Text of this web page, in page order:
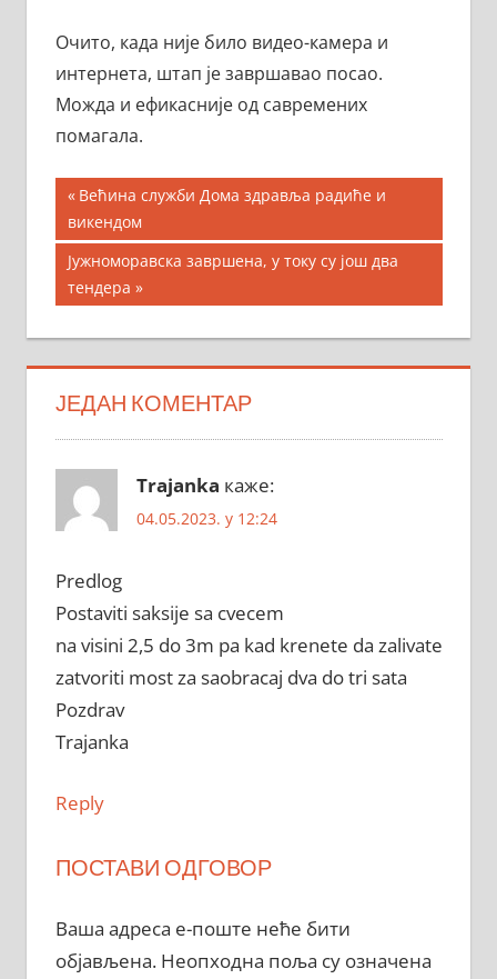
Очито, када није било видео-камера и
интернета, штап је завршавао посао.
Можда и ефикасније од савремених
помагала.
Кретање
чланка
Previous
Post:
Већина служби Дома здравља радиће и
викендом
Next
Post:
Јужноморавска завршена, у току су још два
тендера
ЈЕДАН КОМЕНТАР
Trajanka каже:
04.05.2023. у 12:24
Predlog
Postaviti saksije sa cvecem
na visini 2,5 do 3m pa kad krenete da zalivate
zatvoriti most za saobracaj dva do tri sata
Pozdrav
Trajanka
Reply
ПОСТАВИ ОДГОВОР
Ваша адреса е-поште неће бити
објављена. Неопходна поља су означена